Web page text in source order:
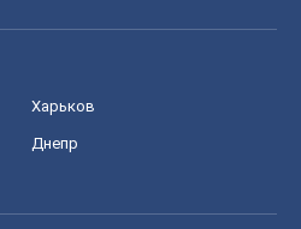
Харьков
Днепр